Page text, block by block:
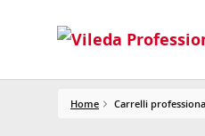
Home Carrelli